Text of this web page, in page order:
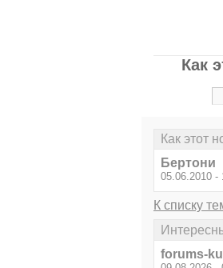
Как
Как этот
Бертони
05.06.2010 -
К списку
forums-